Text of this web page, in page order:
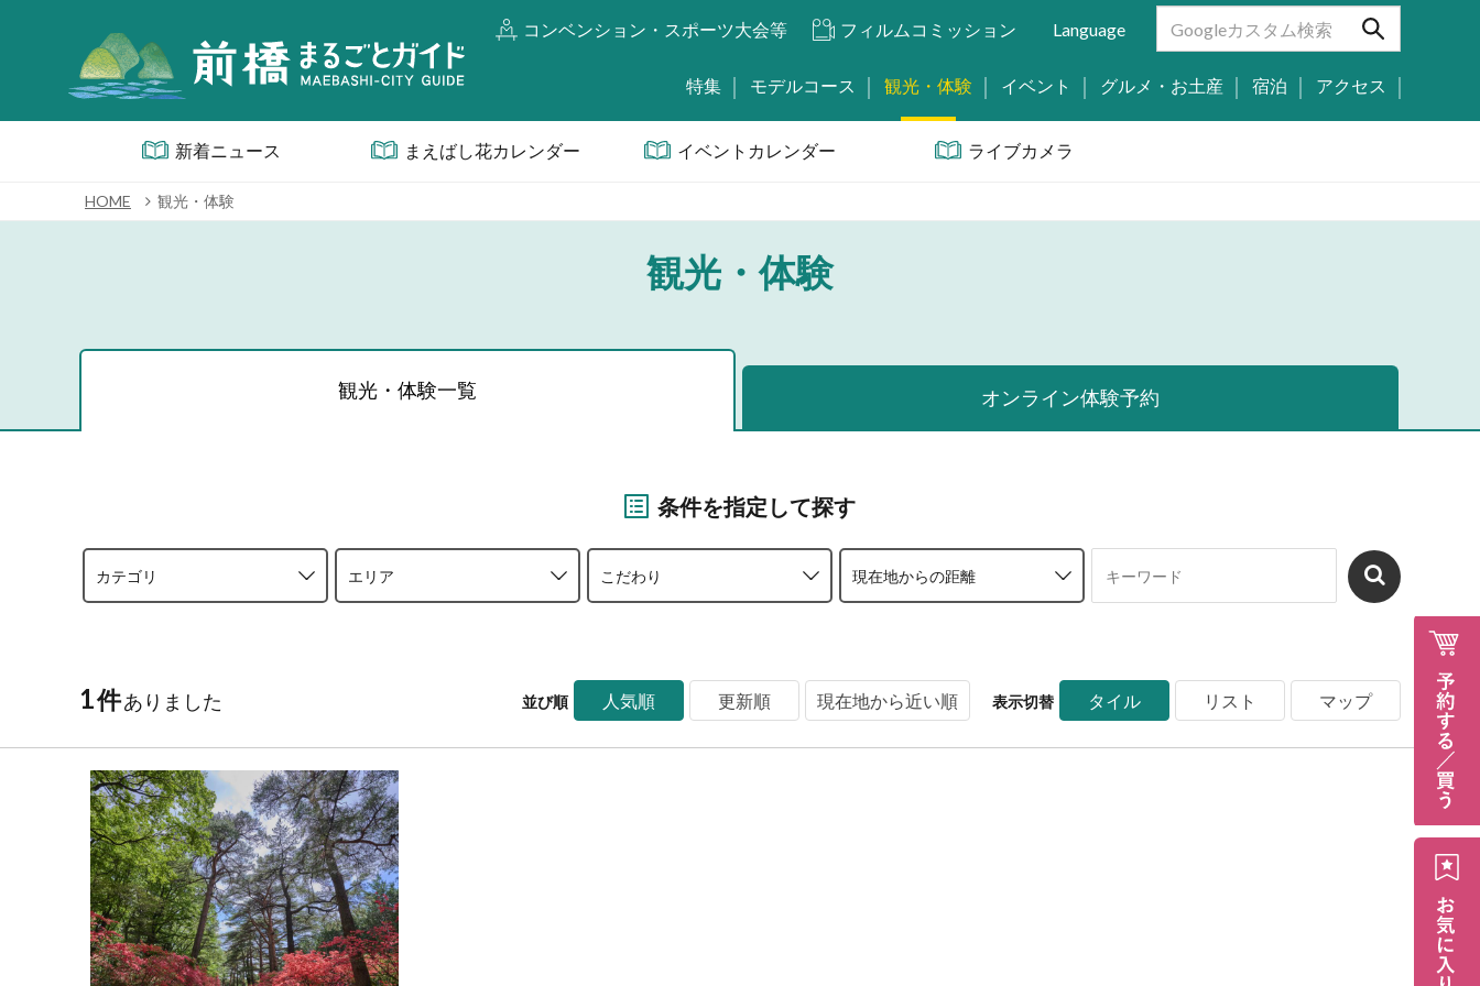
コンベンション・スポーツ大会等 フィルムコミッション Language
特集 モデルコース 観光・体験 イベント グルメ・お土産 宿泊 アクセス
新着ニュース まえばし花カレンダー イベントカレンダー ライブカメラ
HOME 観光・体験
観光・体験
観光・体験一覧 オンライン体験予約
条件を指定して探す
カテゴリ エリア こだわり 現在地からの距離
1件ありました 並び順 人気順 更新順 現在地から近い順 表示切替 タイル リスト マップ